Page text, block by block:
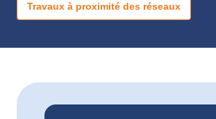
Travaux à proximité des réseaux